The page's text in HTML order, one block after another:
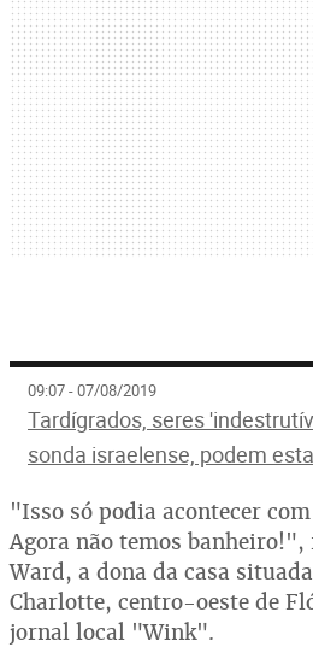
09:07 - 07/08/2019
Tardígrados, seres
sonda israelense, podem
"Isso só podia acontecer
Agora não temos
Ward, a dona da casa
Charlotte, centro-oeste de
jornal local "Wink".